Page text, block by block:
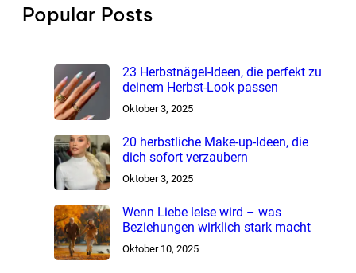
Popular Posts
23 Herbstnägel-Ideen, die perfekt zu
deinem Herbst-Look passen
Oktober 3, 2025
20 herbstliche Make-up-Ideen, die
dich sofort verzaubern
Oktober 3, 2025
Wenn Liebe leise wird – was
Beziehungen wirklich stark macht
Oktober 10, 2025